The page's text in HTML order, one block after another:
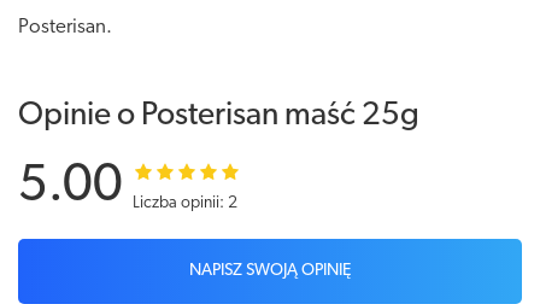
Posterisan.
Opinie o Posterisan maść 25g
5.00 Liczba opinii: 2
NAPISZ SWOJĄ OPINIĘ